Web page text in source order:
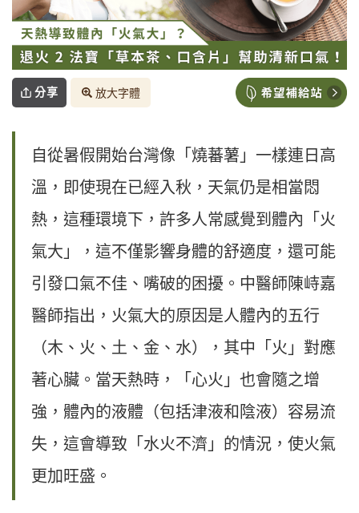
分享 放大字體
自從暑假開始台灣像「燒蕃薯」一樣連日高
溫，即使現在已經入秋，天氣仍是相當悶
熱，這種環境下，許多人常感覺到體內「火
氣大」，這不僅影響身體的舒適度，還可能
引發口氣不佳、嘴破的困擾。中醫師陳峙嘉
醫師指出，火氣大的原因是人體內的五行
（木、火、土、金、水），其中「火」對應
著心臟。當天熱時，「心火」也會隨之增
強，體內的液體（包括津液和陰液）容易流
失，這會導致「水火不濟」的情況，使火氣
更加旺盛。